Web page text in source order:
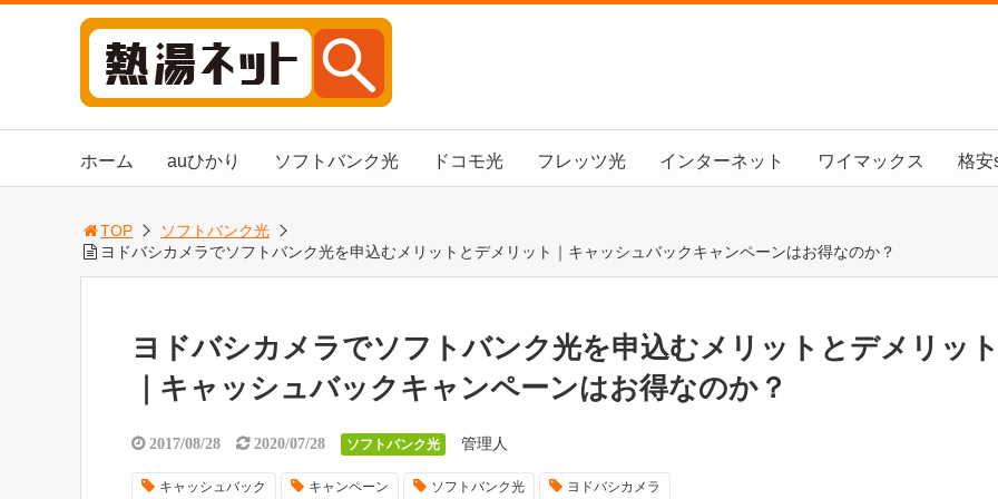
ホーム auひかり ソフトバンク光 ドコモ光 フレッツ光 インターネット ワイマックス 格安
TOP
ソフトバンク光
ヨドバシカメラでソフトバンク光を申込むメリットとデメリット｜キャッシュバックキャンペーンはお得なのか？
ヨドバシカメラでソフトバンク光を申込むメリットとデメリッ
｜キャッシュバックキャンペーンはお得なのか？
2017/08/28 2020/07/28 ソフトバンク光 管理人
キャッシュバック キャンペーン ソフトバンク光 ヨドバシカメラ